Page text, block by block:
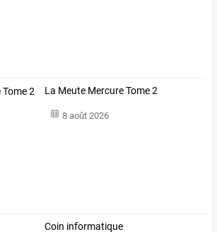
La Meute Mercure Tome 2
8 août 2026
Coin informatique